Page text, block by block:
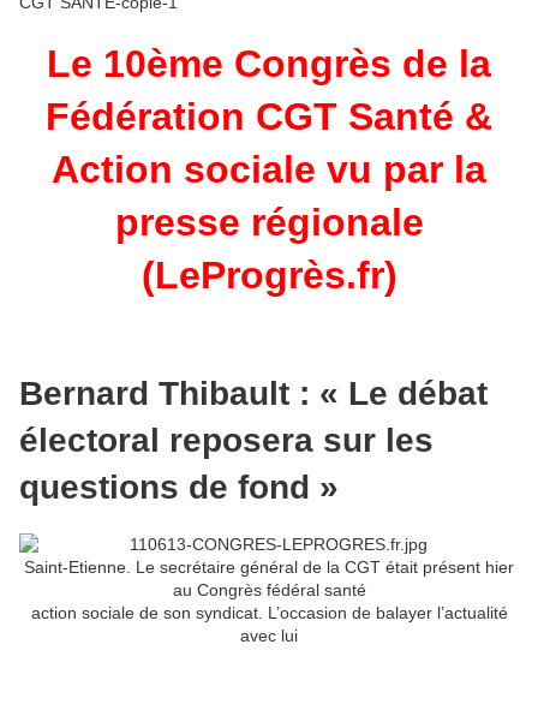
Le 10ème Congrès de la
Fédération CGT Santé &
Action sociale vu par la
presse régionale
(LeProgrès.fr)
Bernard Thibault : « Le débat
électoral reposera sur les
questions de fond »
Saint-Etienne. Le secrétaire général de la CGT était présent hier
au Congrès fédéral santé
action sociale de son syndicat. L’occasion de balayer l’actualité
avec lui